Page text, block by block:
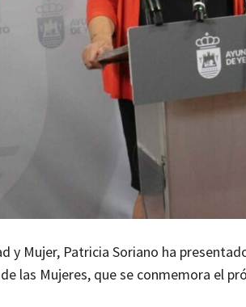
y Mujer, Patricia Soriano ha
las Mujeres, que se conmemora el